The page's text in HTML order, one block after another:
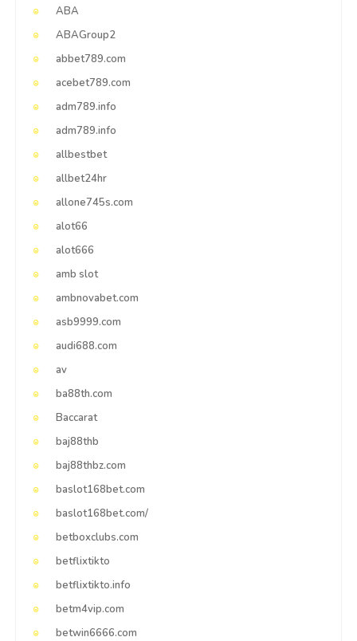
ABA
ABAGroup2
abbet789.com
acebet789.com
adm789.info
adm789.info
allbestbet
allbet24hr
allone745s.com
alot66
alot666
amb slot
ambnovabet.com
asb9999.com
audi688.com
av
ba88th.com
Baccarat
baj88thb
baj88thbz.com
baslot168bet.com
baslot168bet.com/
betboxclubs.com
betflixtikto
betflixtikto.info
betm4vip.com
betwin6666.com